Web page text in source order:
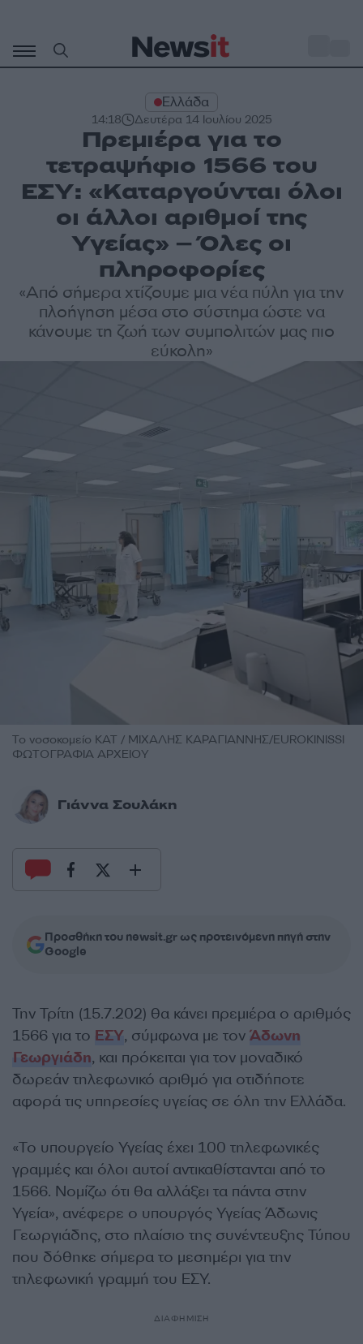
περιεχόμενο
Ελλάδα
14:18 Δευτέρα 14 Ιουλίου 2025
Πρεμιέρα για το
τετραψήφιο 1566 του
ΕΣΥ: «Kαταργούνται όλοι
οι άλλοι αριθμοί της
Υγείας» – Όλες οι
πληροφορίες
«Από σήμερα χτίζουμε μια νέα πύλη για την
πλοήγηση μέσα στο σύστημα ώστε να
κάνουμε τη ζωή των συμπολιτών μας πιο
εύκολη»
Το νοσοκομείο ΚΑΤ / ΜΙΧΑΛΗΣ ΚΑΡΑΓΙΑΝΝΗΣ/EUROKINISSΙ
ΦΩΤΟΓΡΑΦΙΑ ΑΡΧΕΙΟΥ
Γιάννα Σουλάκη
Προσθήκη του newsit.gr ως προτεινόμενη πηγή στην
Google
Την Τρίτη (15.7.202) θα κάνει πρεμιέρα ο αριθμός
1566 για το ΕΣΥ, σύμφωνα με τον Άδωνη
Γεωργιάδη, και πρόκειται για τον μοναδικό
δωρεάν τηλεφωνικό αριθμό για οτιδήποτε
αφορά τις υπηρεσίες υγείας σε όλη την Ελλάδα.
«Το υπουργείο Υγείας έχει 100 τηλεφωνικές
γραμμές και όλοι αυτοί αντικαθίστανται από το
1566. Νομίζω ότι θα αλλάξει τα πάντα στην
Υγεία», ανέφερε ο υπουργός Υγείας Άδωνις
Γεωργιάδης, στο πλαίσιο της συνέντευξης Τύπου
που δόθηκε σήμερα το μεσημέρι για την
τηλεφωνική γραμμή του ΕΣΥ.
ΔΙΑΦΗΜΙΣΗ